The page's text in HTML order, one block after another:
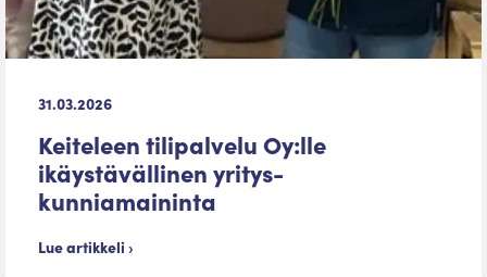
31.03.2026
Keiteleen tilipalvelu Oy:lle
ikäystävällinen yritys-
kunniamaininta
Lue artikkeli ›